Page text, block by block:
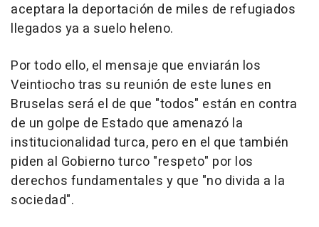
aceptara la deportación de miles de refugiados
llegados ya a suelo heleno.
Por todo ello, el mensaje que enviarán los
Veintiocho tras su reunión de este lunes en
Bruselas será el de que "todos" están en contra
de un golpe de Estado que amenazó la
institucionalidad turca, pero en el que también
piden al Gobierno turco "respeto" por los
derechos fundamentales y que "no divida a la
sociedad".